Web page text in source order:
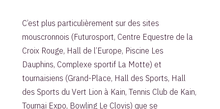
C’est plus particulièrement sur des sites
mouscronnois (Futurosport, Centre Equestre de la
Croix Rouge, Hall de l’Europe, Piscine Les
Dauphins, Complexe sportif La Motte) et
tournaisiens (Grand-Place, Hall des Sports, Hall
des Sports du Vert Lion à Kain, Tennis Club de Kain,
Tournai Expo, Bowling Le Clovis) que se